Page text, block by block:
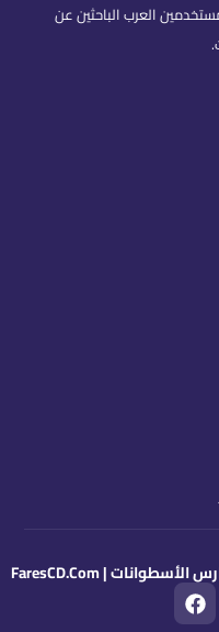
العرب الباحثين عن
F
a